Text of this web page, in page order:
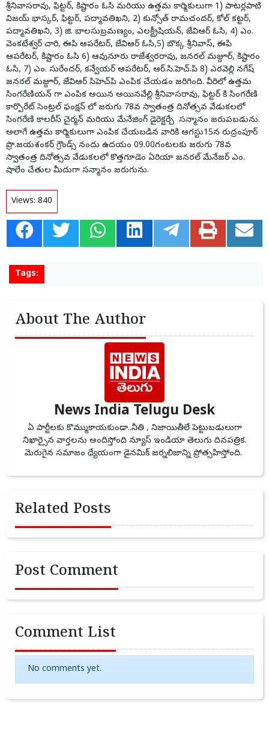
శ్రీనివాసరావు, ఫిట్టర్, కిష్టారం ఓ‌సి మరియు ఉత్తమ కార్మికులుగా 1) పాటర్లపాటి
విజయ్ భాస్కర్, ఫిట్టర్, పద్మావతిఖని, 2) కున్సోత్ రామచందర్, కోల్ కట్టర్,
పద్మావతిఖని, 3) జి. బాలసుబ్రమణ్యం, ఎలక్ట్రీషియన్, జే‌వి‌ఆర్ ఓ‌సి, 4) ఎం.
వెంకటేశ్వర్ చారి, ఈపి ఆపరేటర్, జే‌వి‌ఆర్ ఓ‌సి,5) బొక్క శ్రీనివాస్, ఈపి
ఆపరేటర్, కిష్టారం ఓసి 6) ఆవునూరు రాజేశ్వరరావు, జనరల్ మజ్దూర్, కిష్టారం
ఓ‌సి, 7) ఎం. సురేందర్, కన్వేయర్ ఆపరేటర్, ఆర్.సి.హెచ్.పి 8) ఎరవెల్లి నగేష్
జనరల్ మజ్దూర్, జే‌వి‌ఆర్ సి‌హెచ్‌పి ఎంపిక చేయడం జరిగింది. వీరిలో ఉత్తమ
సింగరేణియన్ గా ఎంపిక అయిన అయినవేల్లి శ్రీనివాసరావు, ఫిట్టర్ కి సింగరేణి
కార్పొరేట్ సెంట్రల్ ఫంక్షన్ లో జరుగు 78వ స్వాతంత్ర దినోత్సవ వేడుకలలో
సింగరేణి కాలరీస్ చైర్మన్ మరియు మేనేజింగ్ డైరెక్టర్చే సన్మానం జరుపబడును.
అలాగే ఉత్తమ కార్మికులుగా ఎంపిక చేయబడిన వారికి ఆగస్టు15న రుద్రంపూర్
ప్రొ.జయశంకర్ గ్రౌండ్స్ నందు ఉదయం 09.00గంటలకు జరుగు 78వ
స్వాతంత్ర దినోత్సవ వేడుకలలో కొత్తగూడెం ఏరియా జనరల్ మేనేజర్ ఎం.
షాలేం చేతుల మీదుగా సన్మానం జరుగును.
Views: 840
Tags:
About The Author
News India Telugu Desk
ఏ పార్టీలకు కొమ్ముకాయకుండా..నీతి , నిజాయితీలే పెట్టుబడులుగా
నిఖార్సైన వార్తలను అందిస్తోంది న్యూస్ ఇండియా తెలుగు దినపత్రిక.
మెరుగైన సమాజం ధ్యేయంగా డైనమిక్ జర్నలిజాన్ని ప్రోత్సహిస్తోంది.
Related Posts
Post Comment
Comment List
No comments yet.